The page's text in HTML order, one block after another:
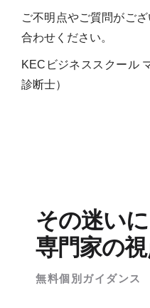
ご不明点やご質問がご
合わせください。
KECビジネススクール
診断士）
その迷いに
専門家の視
無料個別ガイダンス